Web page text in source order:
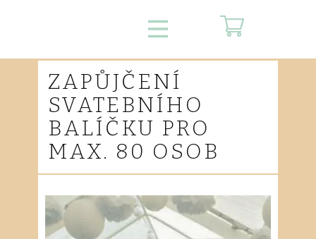
ZAPŮJČENÍ
SVATEBNÍHO
BALÍČKU PRO
MAX. 80 OSOB